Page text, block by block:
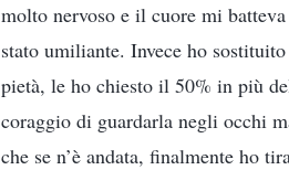
molto nervoso e il cuore mi batteva
stato umiliante. Invece ho
pietà, le ho chiesto il 50% in più
coraggio di guardarla negli occhi
che se n’è andata, finalmente ho